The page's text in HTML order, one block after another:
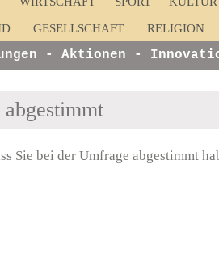
GESELLSCHAFT RELIGION
- Aktionen -
abgestimmt
Sie bei der Umfrage abgestimmt